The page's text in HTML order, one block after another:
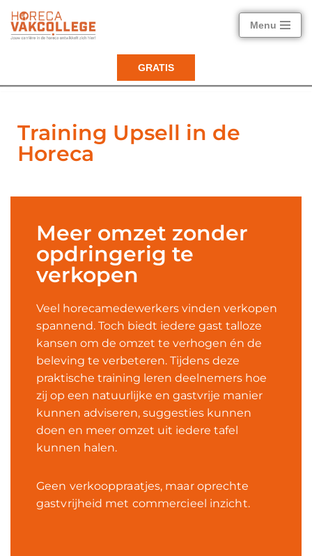
Ga
inhoud
Menu
GRATIS
Training Upsell in de
Horeca
Meer omzet zonder
opdringerig te
verkopen
Veel horecamedewerkers vinden verkopen
spannend. Toch biedt iedere gast talloze
kansen om de omzet te verhogen én de
beleving te verbeteren. Tijdens deze
praktische training leren deelnemers hoe
zij op een natuurlijke en gastvrije manier
kunnen adviseren, suggesties kunnen
doen en meer omzet uit iedere tafel
kunnen halen.
Geen verkooppraatjes, maar oprechte
gastvrijheid met commercieel inzicht.